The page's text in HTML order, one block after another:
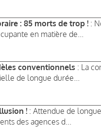
: 85 morts de trop ! :
en matière de...
conventionnels : La
de longue durée...
! : Attendue de
des agences d...